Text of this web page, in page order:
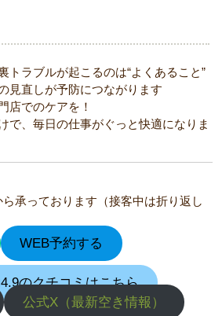
トラブルが起こるのは“よくあること”
見直しが予防につながります
店でのケアを！
で、毎日の仕事がぐっと快適になりま
承っております（接客中は折り返し
WEB予約する
のクチコミはこちら
公式X（最新空き情報）